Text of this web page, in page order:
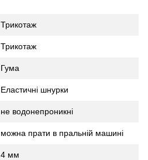
Трикотаж
Трикотаж
Гума
Еластичні шнурки
не водонепроникні
можна прати в пральній машині
4 мм